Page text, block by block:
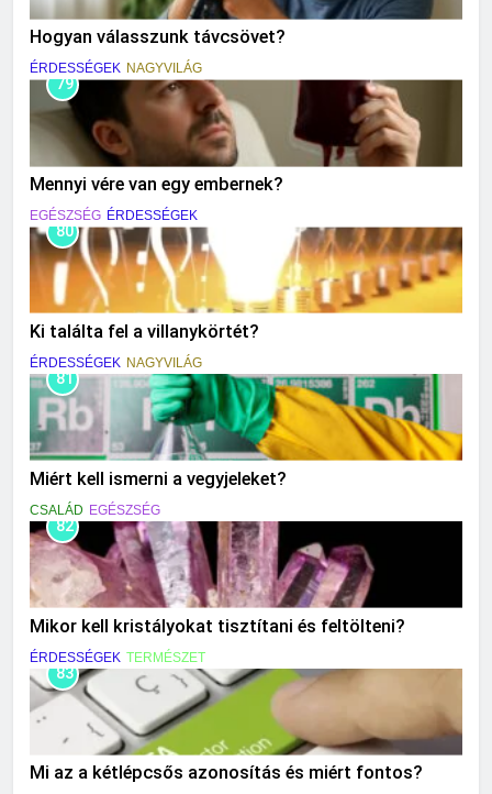
Hogyan válasszunk távcsövet?
ÉRDESSÉGEK NAGYVILÁG
79
Mennyi vére van egy embernek?
EGÉSZSÉG ÉRDESSÉGEK
80
Ki találta fel a villanykörtét?
ÉRDESSÉGEK NAGYVILÁG
81
Miért kell ismerni a vegyjeleket?
CSALÁD EGÉSZSÉG
82
Mikor kell kristályokat tisztítani és feltölteni?
ÉRDESSÉGEK TERMÉSZET
83
Mi az a kétlépcsős azonosítás és miért fontos?